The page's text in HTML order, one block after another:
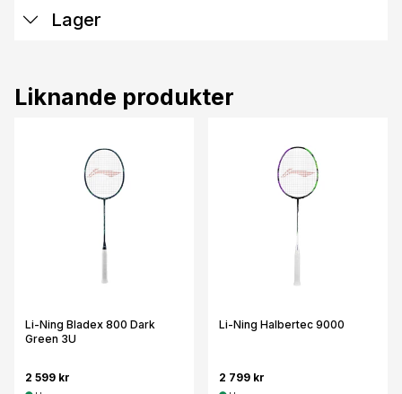
Lager
Liknande produkter
Li-Ning Bladex 800 Dark
Green 3U
2 599 kr
Li-Ning Halbertec 9000
2 799 kr